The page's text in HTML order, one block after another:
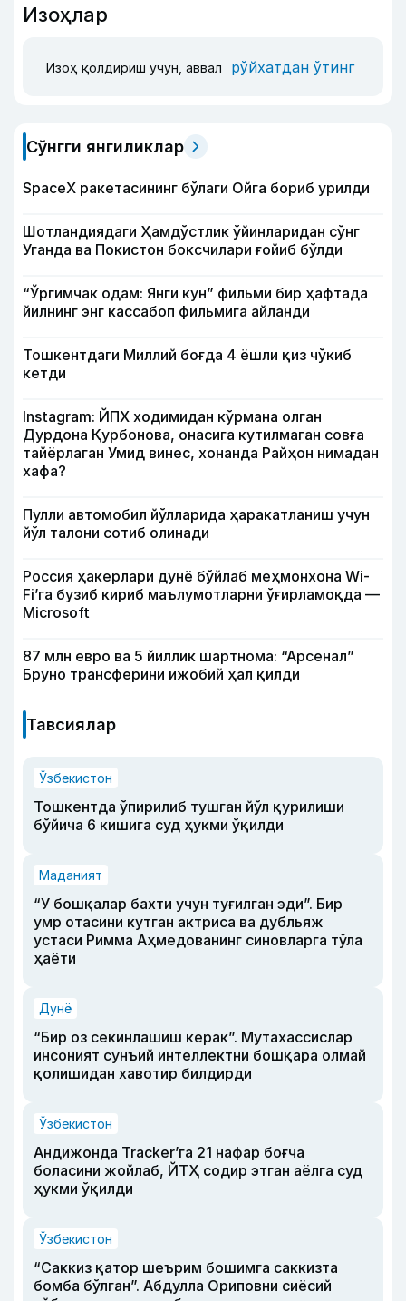
Изоҳлар
Изоҳ қолдириш учун, аввал рўйхатдан ўтинг
Сўнгги янгиликлар
SpaceX ракетасининг бўлаги Ойга бориб урилди
Шотландиядаги Ҳамдўстлик ўйинларидан сўнг
Уганда ва Покистон боксчилари ғойиб бўлди
“Ўргимчак одам: Янги кун” фильми бир ҳафтада
йилнинг энг кассабоп фильмига айланди
Тошкентдаги Миллий боғда 4 ёшли қиз чўкиб
кетди
Instagram: ЙПХ ходимидан кўрмана олган
Дурдона Қурбонова, онасига кутилмаган совға
тайёрлаган Умид винес, хонанда Райҳон нимадан
хафа?
Пулли автомобил йўлларида ҳаракатланиш учун
йўл талони сотиб олинади
Россия ҳакерлари дунё бўйлаб меҳмонхона Wi-
Fi’га бузиб кириб маълумотларни ўғирламоқда —
Microsoft
87 млн евро ва 5 йиллик шартнома: “Арсенал”
Бруно трансферини ижобий ҳал қилди
Тавсиялар
Ўзбекистон
Тошкентда ўпирилиб тушган йўл қурилиши
бўйича 6 кишига суд ҳукми ўқилди
Маданият
“У бошқалар бахти учун туғилган эди”. Бир
умр отасини кутган актриса ва дубльяж
устаси Римма Аҳмедованинг синовларга тўла
ҳаёти
Дунё
“Бир оз секинлашиш керак”. Мутахассислар
инсоният сунъий интеллектни бошқара олмай
қолишидан хавотир билдирди
Ўзбекистон
Андижонда Tracker’га 21 нафар боғча
боласини жойлаб, ЙТҲ содир этган аёлга суд
ҳукми ўқилди
Ўзбекистон
“Саккиз қатор шеърим бошимга саккизта
бомба бўлган”. Абдулла Ориповни сиёсий